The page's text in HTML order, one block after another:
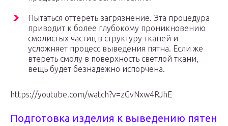
Пытаться оттереть загрязнение. Эта процедура
приводит к более глубокому проникновению
смолистых частиц в структуру тканей и
усложняет процесс выведения пятна. Если же
втереть смолу в поверхность светлой ткани,
вещь будет безнадежно испорчена.
https://youtube.com/watch?v=zGvNxw4RJhE
Подготовка изделия к выведению пятен